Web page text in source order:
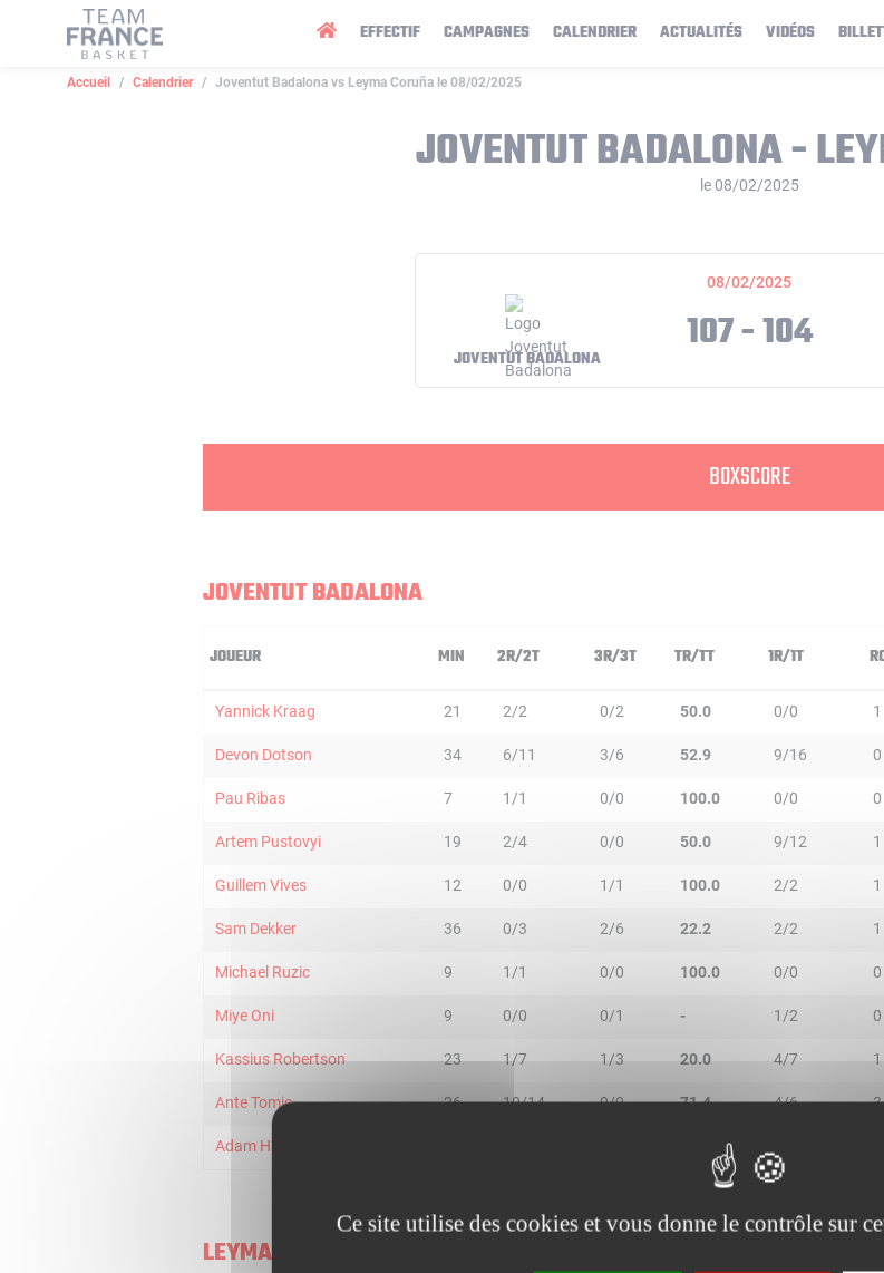
EFFECTIF CAMPAGNES CALENDRIER ACTUALITÉS VIDÉOS
Accueil Calendrier Joventut Badalona vs Leyma Coruña le 08/02/2025
JOVENTUT BADALONA -
le 08/02/2025
08/02/2025
JOVENTUT BADALONA 107 - 104
BOXSCORE
JOVENTUT BADALONA
JOUEUR MIN 2R/2T 3R/3T TR/TT 1R/1T
Yannick Kraag 21 2/2 0/2 50.0 0/0 1
Devon Dotson 34 6/11 3/6 52.9 9/16 0
Pau Ribas 7 1/1 0/0 100.0 0/0 0
Artem Pustovyi 19 2/4 0/0 50.0 9/12 1
Guillem Vives 12 0/0 1/1 100.0 2/2 1
Sam Dekker 36 0/3 2/6 22.2 2/2 1
Michael Ruzic 9 1/1 0/0 100.0 0/0 0
Miye Oni 9 0/0 0/1 - 1/2 0
Kassius Robertson 23 1/7 1/3 20.0 4/7 1
Ante Tomic 26 10/14 0/0 71.4 4/6 3
Adam Hanga
LEYMA CORUÑA
Panneau de gestion des cookies
Ce site utilise des cookies et vous donne le contrôle sur